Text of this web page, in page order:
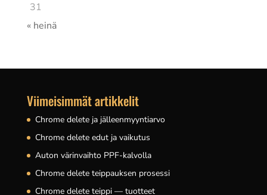
31
« heinä
Viimeisimmät artikkelit
Chrome delete ja jälleenmyyntiarvo
Chrome delete edut ja vaikutus
Auton värinvaihto PPF-kalvolla
Chrome delete teippauksen prosessi
Chrome delete teippi — tuotteet